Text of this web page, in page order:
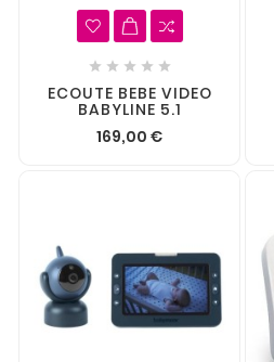
    
ECOUTE BEBE VIDEO
BABYLINE 5.1
169,00 €